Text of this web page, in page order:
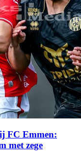
FC Emmen:
met zege